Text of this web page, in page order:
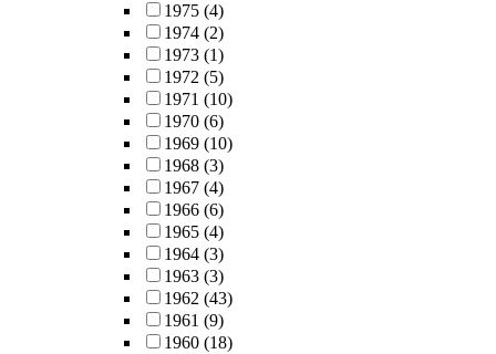
1975 (4)
1974 (2)
1973 (1)
1972 (5)
1971 (10)
1970 (6)
1969 (10)
1968 (3)
1967 (4)
1966 (6)
1965 (4)
1964 (3)
1963 (3)
1962 (43)
1961 (9)
1960 (18)